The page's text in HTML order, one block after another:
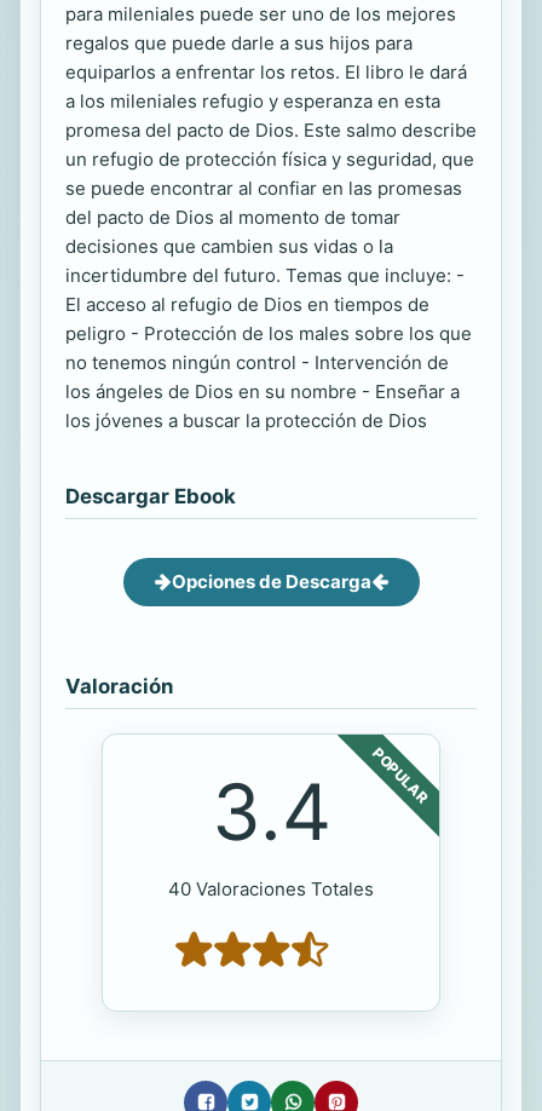
para mileniales puede ser uno de los mejores
regalos que puede darle a sus hijos para
equiparlos a enfrentar los retos. El libro le dará
a los mileniales refugio y esperanza en esta
promesa del pacto de Dios. Este salmo describe
un refugio de protección física y seguridad, que
se puede encontrar al confiar en las promesas
del pacto de Dios al momento de tomar
decisiones que cambien sus vidas o la
incertidumbre del futuro. Temas que incluye: -
El acceso al refugio de Dios en tiempos de
peligro - Protección de los males sobre los que
no tenemos ningún control - Intervención de
los ángeles de Dios en su nombre - Enseñar a
los jóvenes a buscar la protección de Dios
Descargar Ebook
Opciones de Descarga
Valoración
POPULAR
3.4
40 Valoraciones Totales